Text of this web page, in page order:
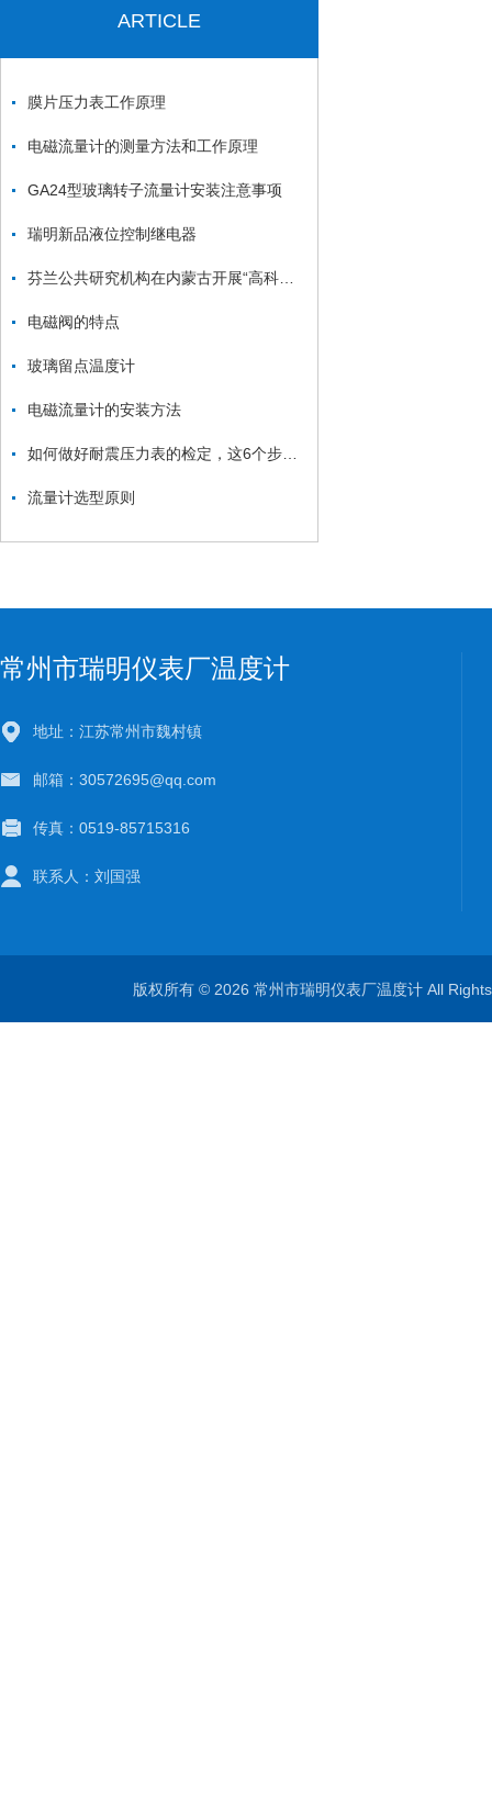
ARTICLE
膜片压力表工作原理
电磁流量计的测量方法和工作原理
GA24型玻璃转子流量计安装注意事项
瑞明新品液位控制继电器
电磁阀的特点
玻璃留点温度计
电磁流量计的安装方法
流量计选型原则
常州市瑞明仪表厂温度计
地址：江苏常州市魏村镇
邮箱：30572695@qq.com
传真：0519-85715316
联系人：刘国强
版权所有 © 2026 常州市瑞明仪表厂温度计 All